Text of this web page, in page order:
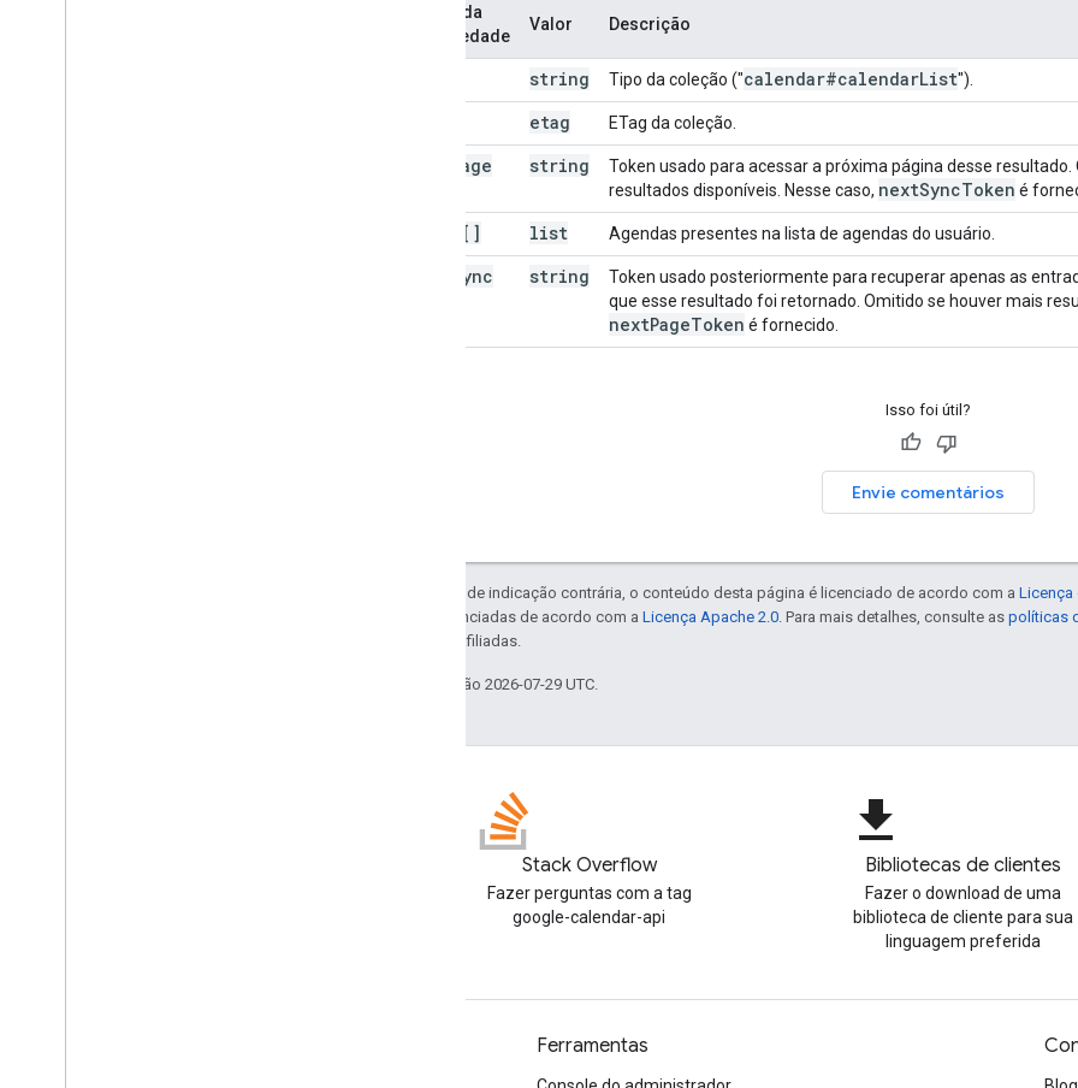
Nome da
propriedade
Valor Descrição
string Tipo da coleção ("calendar#calendarList").
etag ETag da coleção.
Page
string
Token usado para acessar a próxima página desse
resultados disponíveis. Nesse caso, nextSyncToken é
items[] list Agendas presentes na lista de agendas do usuário.
Sync
string
Token usado posteriormente para recuperar apenas as
que esse resultado foi retornado. Omitido se houver mais
nextPageToken é fornecido.
Isso foi útil?
Envie comentários
Exceto em caso de indicação contrária, o conteúdo desta página é licenciado de acordo com a Licença
código são licenciadas de acordo com a Licença Apache 2.0 . Para mais detalhes, consulte as políticas
da Oracle e/ou afiliadas.
Última atualização 2026-07-29 UTC.
Stack Overflow
Fazer perguntas com a tag
google-calendar-api
file_download
Bibliotecas de clientes
Fazer o download de uma
biblioteca de cliente para sua
linguagem preferida
Ferramentas